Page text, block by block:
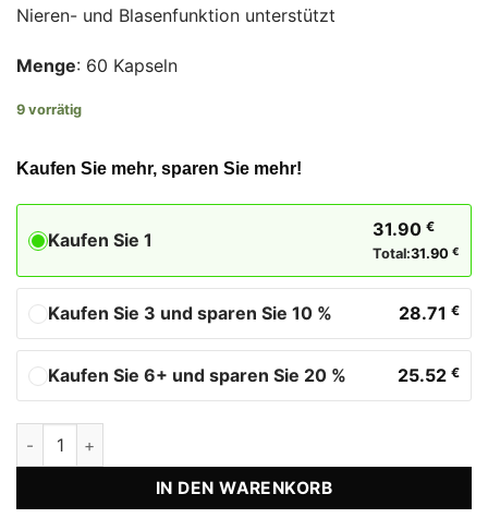
Nieren- und Blasenfunktion unterstützt
Menge: 60 Kapseln
9 vorrätig
Kaufen Sie mehr, sparen Sie mehr!
Kaufen Sie 1 31.90 €
Total:31.90 €
Kaufen Sie 3 und sparen Sie 10 % 28.71 €
Kaufen Sie 6+ und sparen Sie 20 % 25.52 €
Urovit Kapseln Biostile Menge
IN DEN WARENKORB